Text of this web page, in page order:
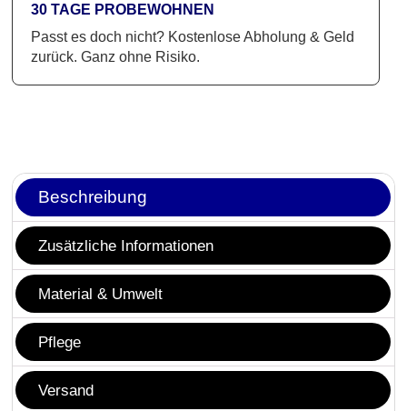
30 TAGE PROBEWOHNEN
Passt es doch nicht? Kostenlose Abholung & Geld
zurück. Ganz ohne Risiko.
Beschreibung
Zusätzliche Informationen
Material & Umwelt
Pflege
Versand